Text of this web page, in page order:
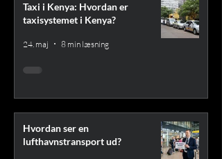
Taxi i Kenya: Hvordan er
taxisystemet i Kenya?
24. maj 8 min læsning
Hvordan ser en
lufthavnstransport ud?